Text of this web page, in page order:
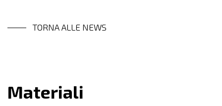
TORNA ALLE NEWS
Materiali